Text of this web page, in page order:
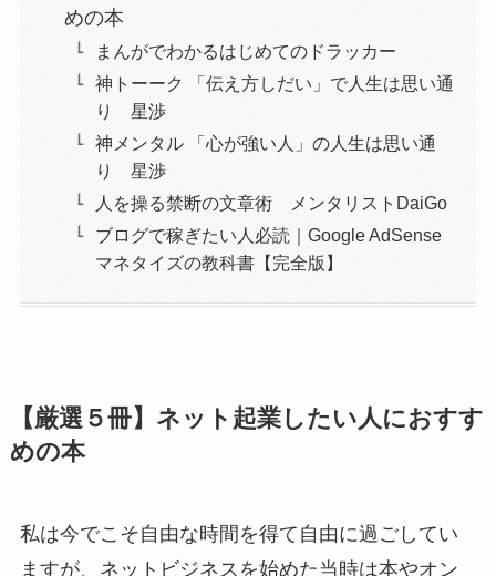
めの本
まんがでわかるはじめてのドラッカー
神トーーク 「伝え方しだい」で人生は思い通
り 星渉
神メンタル 「心が強い人」の人生は思い通
り 星渉
人を操る禁断の文章術 メンタリストDaiGo
ブログで稼ぎたい人必読｜Google AdSense
マネタイズの教科書【完全版】
【厳選５冊】ネット起業したい人におすす
めの本
私は今でこそ自由な時間を得て自由に過ごしてい
ますが、ネットビジネスを始めた当時は本やオン